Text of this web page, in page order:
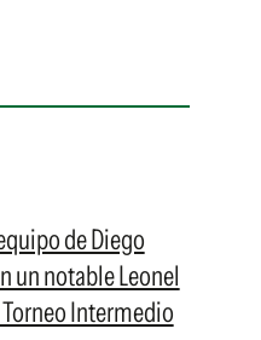
de Diego
un notable Leonel
Intermedio